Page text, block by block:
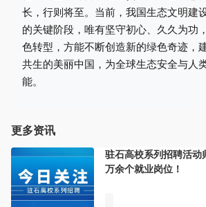
长，行则将至。当前，我国生态文明建
的关键阶段，唯有坚守初心、久久为功
色转型，方能不断创造新的绿色奇迹，
共生的美丽中国，为全球生态安全与人
能。
更多资讯
驻石高校系列招聘活动
万余个就业岗位！